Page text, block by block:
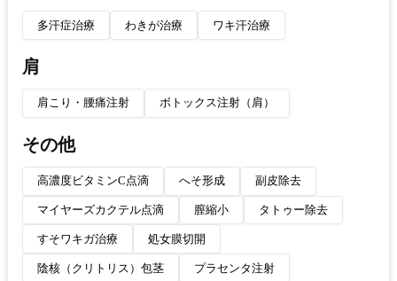
多汗症治療 わきが治療 ワキ汗治療
肩
肩こり・腰痛注射 ボトックス注射（肩）
その他
高濃度ビタミンC点滴 へそ形成 副皮除去
マイヤーズカクテル点滴 膣縮小 タトゥー除去
すそワキガ治療 処女膜切開
陰核（クリトリス）包茎 プラセンタ注射